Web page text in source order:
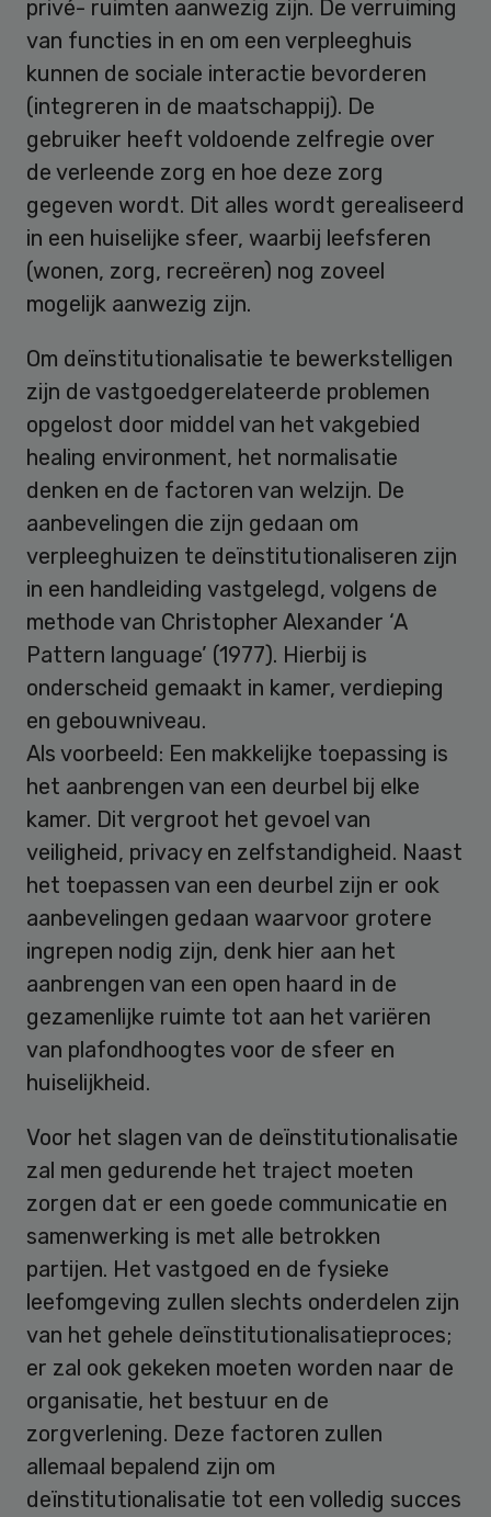
privé- ruimten aanwezig zijn. De verruiming
van functies in en om een verpleeghuis
kunnen de sociale interactie bevorderen
(integreren in de maatschappij). De
gebruiker heeft voldoende zelfregie over
de verleende zorg en hoe deze zorg
gegeven wordt. Dit alles wordt gerealiseerd
in een huiselijke sfeer, waarbij leefsferen
(wonen, zorg, recreëren) nog zoveel
mogelijk aanwezig zijn.
Om deïnstitutionalisatie te bewerkstelligen
zijn de vastgoedgerelateerde problemen
opgelost door middel van het vakgebied
healing environment, het normalisatie
denken en de factoren van welzijn. De
aanbevelingen die zijn gedaan om
verpleeghuizen te deïnstitutionaliseren zijn
in een handleiding vastgelegd, volgens de
methode van Christopher Alexander ‘A
Pattern language’ (1977). Hierbij is
onderscheid gemaakt in kamer, verdieping
en gebouwniveau.
Als voorbeeld: Een makkelijke toepassing is
het aanbrengen van een deurbel bij elke
kamer. Dit vergroot het gevoel van
veiligheid, privacy en zelfstandigheid. Naast
het toepassen van een deurbel zijn er ook
aanbevelingen gedaan waarvoor grotere
ingrepen nodig zijn, denk hier aan het
aanbrengen van een open haard in de
gezamenlijke ruimte tot aan het variëren
van plafondhoogtes voor de sfeer en
huiselijkheid.
Voor het slagen van de deïnstitutionalisatie
zal men gedurende het traject moeten
zorgen dat er een goede communicatie en
samenwerking is met alle betrokken
partijen. Het vastgoed en de fysieke
leefomgeving zullen slechts onderdelen zijn
van het gehele deïnstitutionalisatieproces;
er zal ook gekeken moeten worden naar de
organisatie, het bestuur en de
zorgverlening. Deze factoren zullen
allemaal bepalend zijn om
deïnstitutionalisatie tot een volledig succes